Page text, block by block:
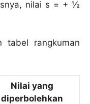
nilai s = + ½
tabel rangkuman
Nilai yang
diperbolehkan